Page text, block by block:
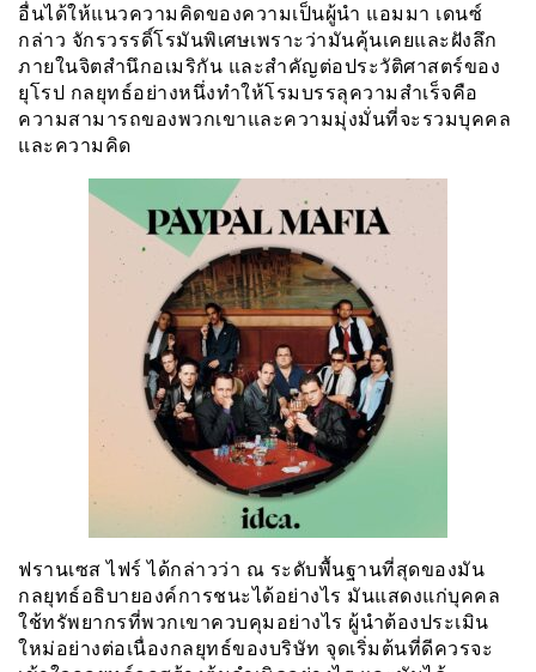
อื่นได้ให้แนวความคิดของความเป็นผู้นำ แอมมา เดนซ์
กล่าว จักรวรรดิ์โรมันพิเศษเพราะว่ามันคุ้นเคยและฝังลึก
ภายในจิตสำนึกอเมริกัน และสำคัญต่อประวัติศาสตร์ของ
ยุโรป กลยุทธ์อย่างหนึ่งทำให้โรมบรรลุความสำเร็จคือ
ความสามารถของพวกเขาและความมุ่งมั่นที่จะรวมบุคคล
และความคิด
ฟรานเซส ไฟร์ ได้กล่าวว่า ณ ระดับพื้นฐานที่สุดของมัน
กลยุทธ์อธิบายองค์การชนะได้อย่างไร มันแสดงแก่บุคคล
ใช้ทรัพยากรที่พวกเขาควบคุมอย่างไร ผู้นำต้องประเมิน
ใหม่อย่างต่อเนื่องกลยุทธ์ของบริษัท จุดเริ่มต้นที่ดีควรจะ